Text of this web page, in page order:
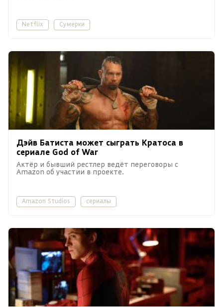
Netflix Сумерки
Дэйв Батиста может сыграть Кратоса в
сериале God of War
Актёр и бывший рестлер ведёт переговоры с
Amazon об участии в проекте.
Amazon Studios сериалы